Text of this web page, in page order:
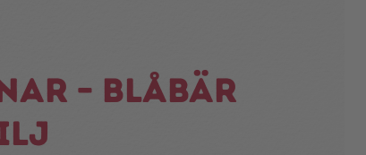
– blåbär